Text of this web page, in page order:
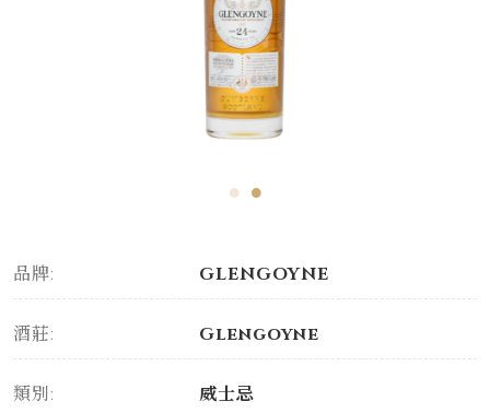
品牌: GLENGOYNE
酒莊: Glengoyne
類別: 威士忌